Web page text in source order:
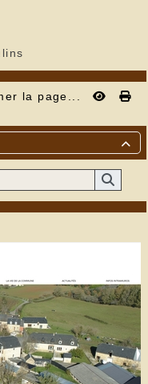
la page...
